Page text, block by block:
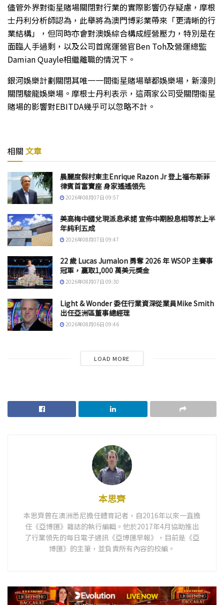
儘管外界對衞星賭場關閉對行業的實際影響仍存疑慮，摩根
士丹利分析師認為，此舉將為澳門博彩業帶來「更清晰的行
業結構」，但同時亦會對澳娛綜合構成經營壓力，特別是在
面臨人手過剩，以及公司首席運營官Ben Toh及營運總監
Damian Quayle相繼離職的情況下。
銀河娛樂計劃關閉其唯一一間衞星賭場華都娛樂場，新濠則
關閉駿龍娛樂場。摩根士丹利表示，這兩家公司受關閉衞星
賭場的影響對EBITDA幾乎可以忽略不計。
相關 文章
晨麗度假村東主Enrique Razon Jr 登上福布斯菲
律賓首富寶座 身家遙遙領先
2026年08月07日 09:57
美高梅中國兌現派息承諾 宣佈中期股息相等於上半
年純利五成
2026年08月07日 09:47
22 歲 Lucas Jumalon 勇奪 2026 年 WSOP 主賽事
冠軍，贏取1,000 萬美元獎金
2026年08月07日 09:30
Light & Wonder 委任行業資深從業員Mike Smith
出任亞洲區董事總經理
2026年08月06日 09:46
LOAD MORE
本思齊
本思齊曾在澳洲悉尼擔任體育記者，自2016年以來一直擔
任《亞博匯》雜誌的執行編輯。他於2017年4月協助推出
了行業領先的每日電子通訊《亞博匯早報》，目前是《亞
博匯》的主筆，並負責所有內容的校編。